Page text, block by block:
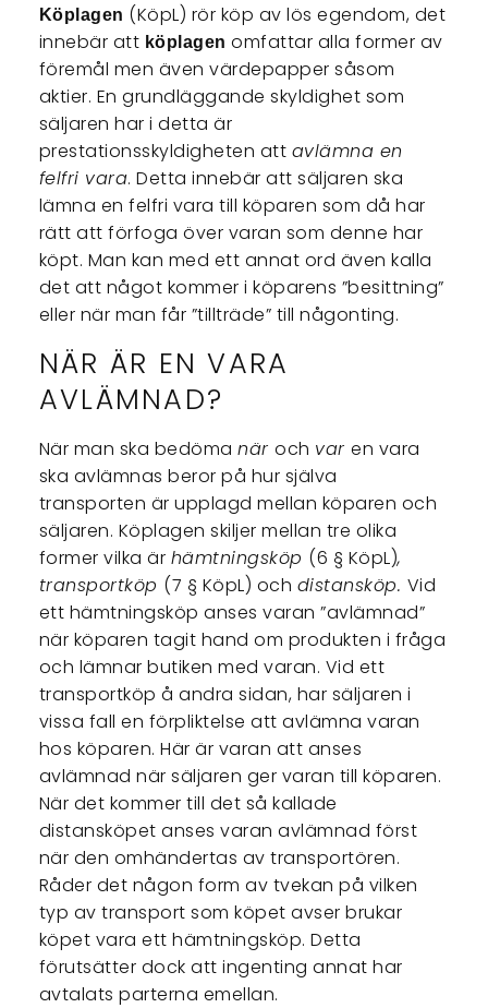
Köplagen (KöpL) rör köp av lös egendom, det
innebär att köplagen omfattar alla former av
föremål men även värdepapper såsom
aktier. En grundläggande skyldighet som
säljaren har i detta är
prestationsskyldigheten att avlämna en
felfri vara. Detta innebär att säljaren ska
lämna en felfri vara till köparen som då har
rätt att förfoga över varan som denne har
köpt. Man kan med ett annat ord även kalla
det att något kommer i köparens ”besittning”
eller när man får ”tillträde” till någonting.
NÄR ÄR EN VARA
AVLÄMNAD?
När man ska bedömanäroch varen vara
ska avlämnas beror på hur själva
transporten är upplagd mellan köparen och
säljaren. Köplagen skiljer mellan tre olika
former vilka är hämtningsköp (6 § KöpL),
transportköp (7 § KöpL) och distansköp. Vid
ett hämtningsköp anses varan ”avlämnad”
när köparen tagit hand om produkten i fråga
och lämnar butiken med varan. Vid ett
transportköp å andra sidan, har säljaren i
vissa fall en förpliktelse att avlämna varan
hos köparen. Här är varan att anses
avlämnad när säljaren ger varan till köparen.
När det kommer till det så kallade
distansköpet anses varan avlämnad först
när den omhändertas av transportören.
Råder det någon form av tvekan på vilken
typ av transport som köpet avser brukar
köpet vara ett hämtningsköp. Detta
förutsätter dock att ingenting annat har
avtalats parterna emellan.